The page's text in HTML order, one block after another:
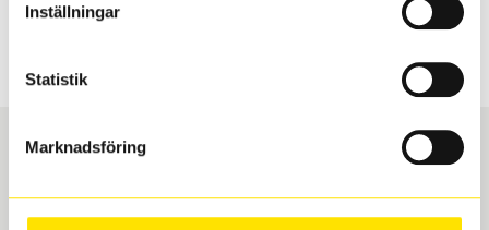
Inställningar
Statistik
Marknadsföring
Boka och hämta hos Däckspecialen